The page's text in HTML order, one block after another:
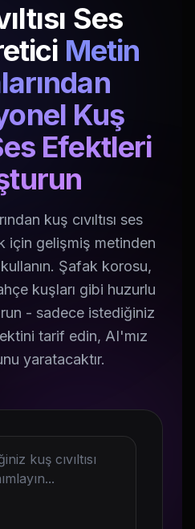
Ses
Metin
Kuş
Efektleri
kuş cıvıltısı ses
için gelişmiş metinden
Şafak korosu,
kuşları gibi huzurlu
- sadece istediğiniz
tarif edin, AI'mız
yaratacaktır.